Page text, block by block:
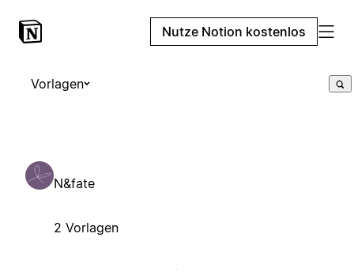
Nutze Notion kostenlos
Vorlagen
N&fate
2 Vorlagen